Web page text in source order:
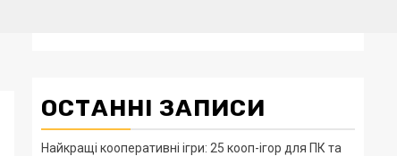
ОСТАННІ ЗАПИСИ
Найкращі кооперативні ігри: 25 кооп-ігор для ПК та